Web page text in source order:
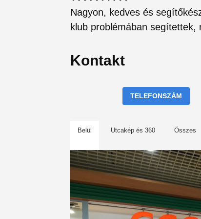
Nagyon, kedves és
klub problémában segítettek,
Kontakt
TELEFONSZÁM
Belül Utcakép és 360 Összes